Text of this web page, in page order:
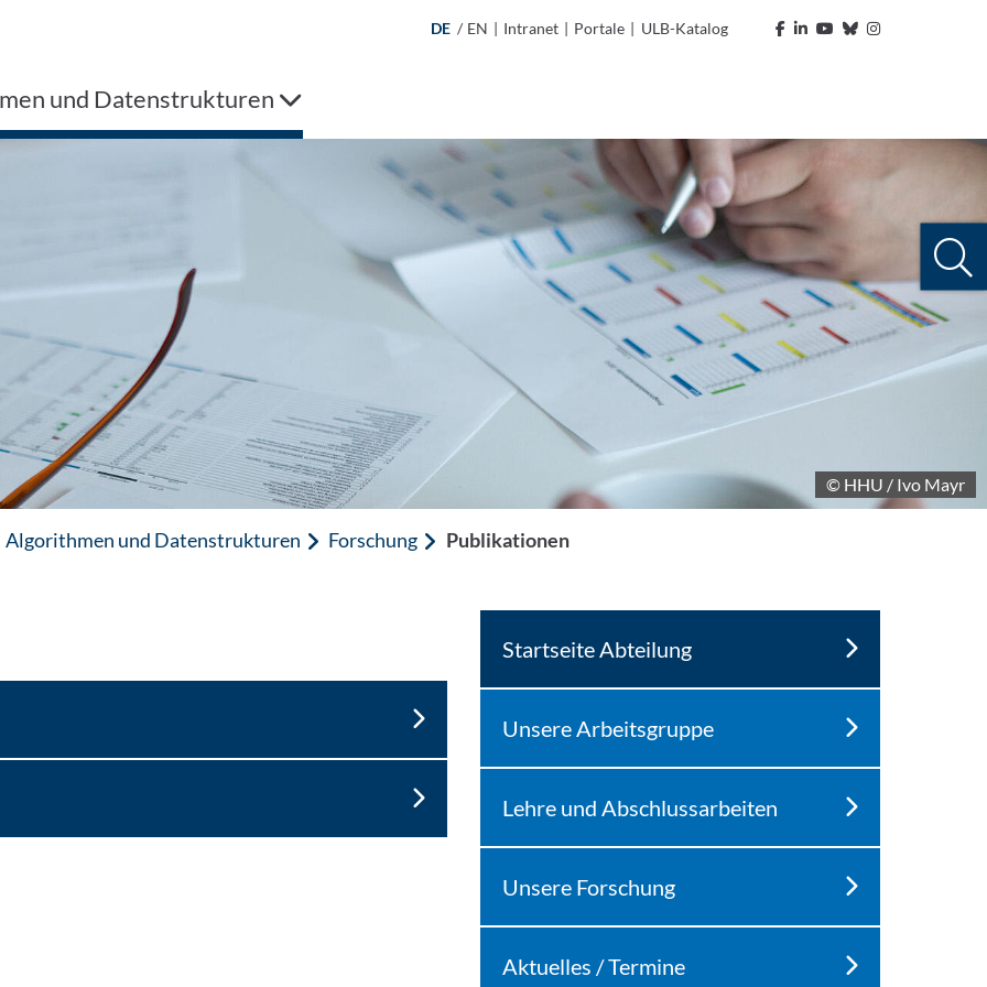
DE / EN | Intranet | Portale | ULB-Katalog
und Datenstrukturen
© HHU / Ivo Mayr
Algorithmen und Datenstrukturen Forschung Publikationen
Startseite Abteilung
Unsere Arbeitsgruppe
Lehre und Abschlussarbeiten
Unsere Forschung
Aktuelles / Termine